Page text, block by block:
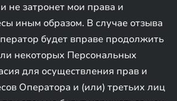
не затронет мои права и
иным образом. В случае отзыва
будет вправе продолжить
некоторых Персональных
для осуществления прав и
Оператора и (или) третьих лиц